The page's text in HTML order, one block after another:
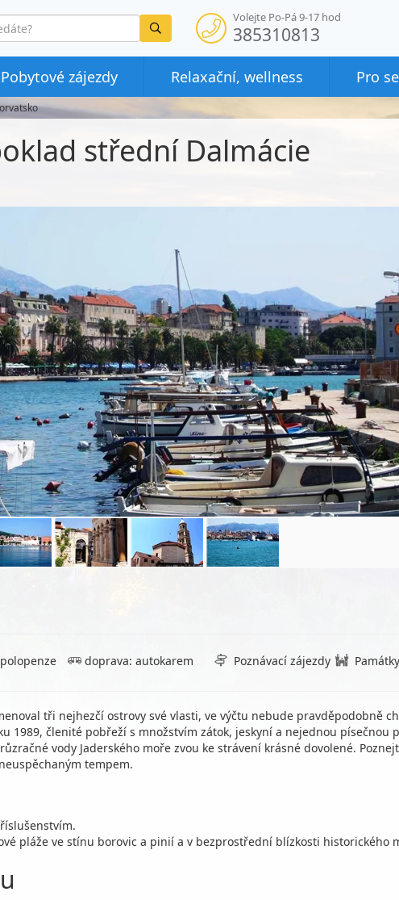
Vyhledat
Volejte Po-Pá 9-17 hod
385310813
Pobytové zájezdy Relaxační, wellness Pro
střední Dalmácie
doprava: autokarem Poznávací zájezdy
tři nejhezčí ostrovy své vlasti, ve výčtu nebude pravděpodobně
1989, členité pobřeží s množstvím zátok, jeskyní a nejednou písečnou
vody Jaderského moře zvou ke strávení krásné dovolené.
tempem.
pláže ve stínu borovic a pinií a v bezprostřední blízkosti historického